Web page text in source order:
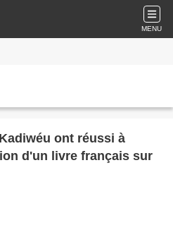
MENU
ont réussi à
d'un livre français sur